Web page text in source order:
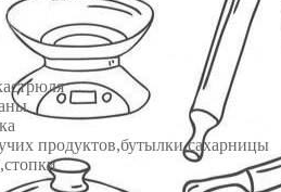
продуктов,бутылки,сахарницы